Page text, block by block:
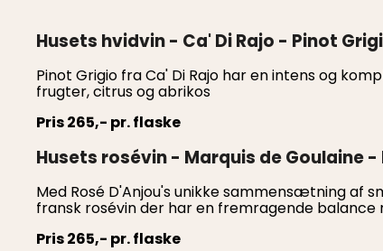
Husets hvidvin - Ca' Di Rajo - Pinot
Pinot Grigio fra Ca' Di Rajo har en intens og
frugter, citrus og abrikos
Pris 265,- pr. flaske
Husets rosévin - Marquis de Goulaine -
Med Rosé D'Anjou's unikke sammensætning af
fransk rosévin der har en fremragende balance
Pris 265,- pr. flaske